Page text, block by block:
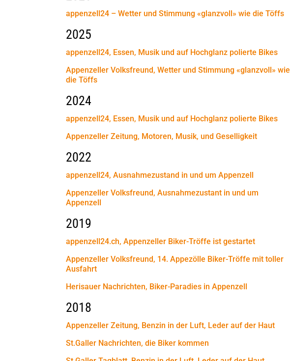
appenzell24 – Wetter und Stimmung «glanzvoll» wie die Töffs
2025
appenzell24, Essen, Musik und auf Hochglanz polierte Bikes
Appenzeller Volksfreund,Wetter und Stimmung «glanzvoll» wie
die Töffs
2024
appenzell24, Essen, Musik und auf Hochglanz polierte Bikes
Appenzeller Zeitung, Motoren, Musik, und Geselligkeit
2022
appenzell24,Ausnahmezustand in und um Appenzell
Appenzeller Volksfreund, Ausnahmezustant in und um
Appenzell
2019
appenzell24.ch, Appenzeller Biker-Tröffe ist gestartet
Appenzeller Volksfreund, 14. Appezölle Biker-Tröffe mit toller
Ausfahrt
Herisauer Nachrichten, Biker-Paradies in Appenzell
2018
Appenzeller Zeitung, Benzin in der Luft, Leder auf der Haut
St.Galler Nachrichten, die Biker kommen